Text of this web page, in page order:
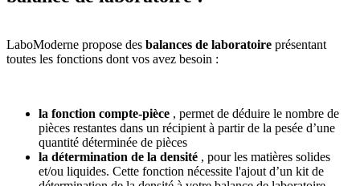
LaboModerne propose des balances de laboratoire présentant
toutes les fonctions dont vos avez besoin :
la fonction compte-pièce , permet de déduire le nombre de
pièces restantes dans un récipient à partir de la pesée d’une
quantité déterminée de pièces
la détermination de la densité , pour les matières solides
et/ou liquides. Cette fonction nécessite l'ajout d’un kit de